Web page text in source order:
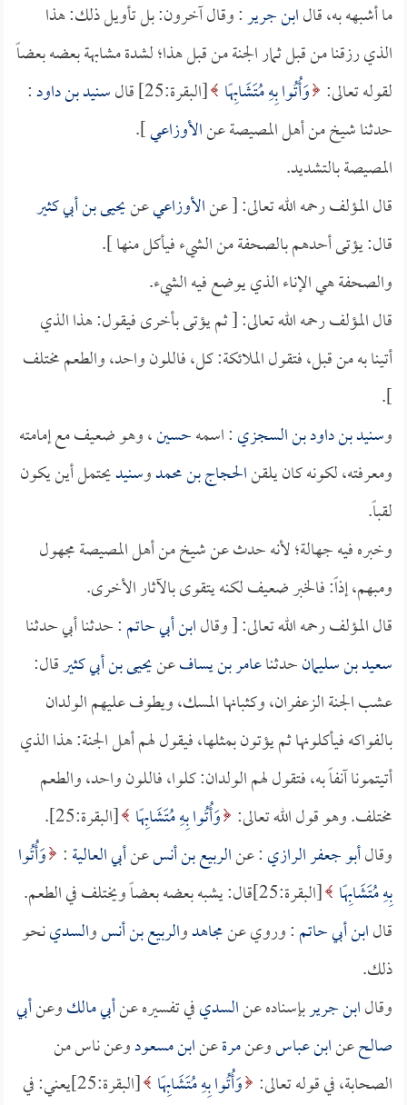
ما أشبهه به، قالابن جرير: وقال آخرون: بل تأويل ذلك: هذا
الذي رزقنا من قبل ثمار الجنة من قبل هذا؛ لشدة مشابهة بعضه بعضاً
لقوله تعالى: وَأُتُوا بِهِ مُتَشَابِهًا [البقرة:25] قال سنيد بن داود:
حدثنا شيخ من أهل المصيصة عنالأوزاعي].
المصيصة بالتشديد.
قال المؤلف رحمه الله تعالى: [ عنالأوزاعيعنيحيى بن أبي كثير
قال: يؤتى أحدهم بالصحفة من الشيء فيأكل منها ].
والصحفة هي الإناء الذي يوضع فيه الشيء.
قال المؤلف رحمه الله تعالى: [ ثم يؤتى بأخرى فيقول: هذا الذي
أتينا به من قبل، فتقول الملائكة: كل، فاللون واحد، والطعم مختلف
].
وسنيد بن داود بن السجزي: اسمهحسين، وهو ضعيف مع إمامته
ومعرفته، لكونه كان يلقنالحجاج بن محمدوسنيديحتمل أين يكون
لقباً.
وخبره فيه جهالة؛ لأنه حدث عن شيخ من أهل المصيصة مجهول
ومبهم، إذاً: فالخبر ضعيف لكنه يتقوى بالآثار الأخرى.
قال المؤلف رحمه الله تعالى: [ وقالابن أبي حاتم: حدثنا أبي حدثنا
سعيد بن سليمانحدثناعامر بن يسافعنيحيى بن أبي كثيرقال:
عشب الجنة الزعفران، وكثبانها المسك، ويطوف عليهم الولدان
بالفواكه فيأكلونها ثم يؤتون بمثلها، فيقول لهم أهل الجنة: هذا الذي
أتيتمونا آنفاً به، فتقول لهم الولدان: كلوا، فاللون واحد، والطعم
مختلف. وهو قول الله تعالى: وَأُتُوا بِهِ مُتَشَابِهًا
[البقرة:25].
وقالأبو جعفر الرازي: عنالربيع بن أنسعنأبي العالية: وَأُتُوا
بِهِ مُتَشَابِهًا [البقرة:25]قال: يشبه بعضه بعضاً ويختلف في الطعم.
قالابن أبي حاتم: وروي عنمجاهدوالربيع بن أنسوالسدينحو
ذلك.
وقالابن جريربإسناده عنالسديفي تفسيره عنأبي مالكوعنأبي
صالحعنابن عباسوعنمرةعنابن مسعودوعن ناس من
الصحابة، في قوله تعالى: وَأُتُوا بِهِ مُتَشَابِهًا
[البقرة:25]يعني: في